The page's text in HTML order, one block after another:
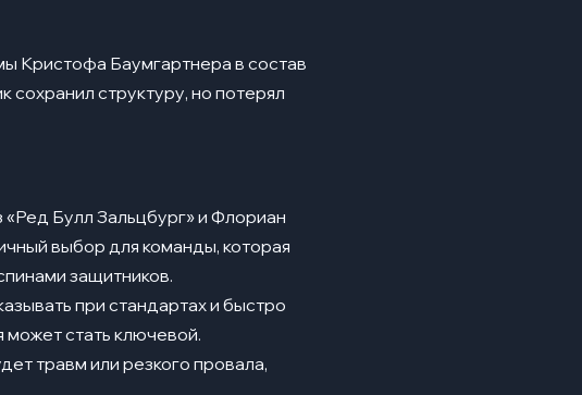
Кристофа Баумгартнера в состав
структуру, но потерял
Булл Зальцбург» и Флориан
выбор для команды, которая
защитников.
при стандартах и быстро
может стать ключевой.
травм или резкого провала,